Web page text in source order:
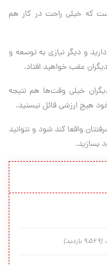
که خیلی راحت در کار هم
و دیگر نیازی به توسعه و
عقب خواهید افتاد.
دیگران خیلی وقت‌ها هم نتیجه
هیچ ارزشی قائل نیستید.
واقعا کند شود و نتوانید
بسازید.
(9,569 بازدید)